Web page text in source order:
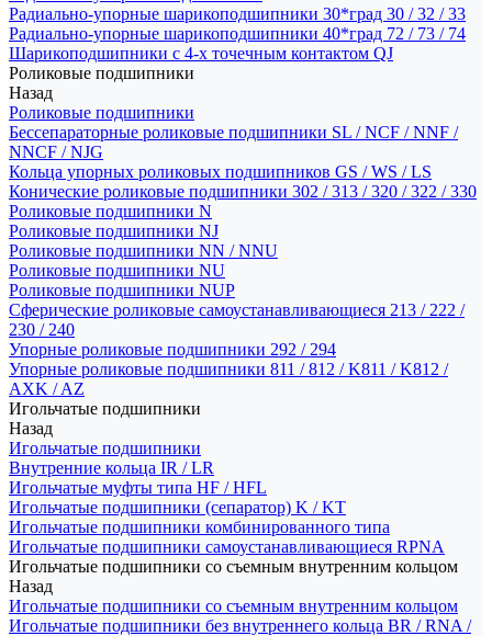
Радиально-упорные шарикоподшипники 30*град 30 / 32 / 33
Радиально-упорные шарикоподшипники 40*град 72 / 73 / 74
Шарикоподшипники с 4-х точечным контактом QJ
Роликовые подшипники
Назад
Роликовые подшипники
Бессепараторные роликовые подшипники SL / NCF / NNF /
NNCF / NJG
Кольца упорных роликовых подшипников GS / WS / LS
Конические роликовые подшипники 302 / 313 / 320 / 322 / 330
Роликовые подшипники N
Роликовые подшипники NJ
Роликовые подшипники NN / NNU
Роликовые подшипники NU
Роликовые подшипники NUP
Сферические роликовые самоустанавливающиеся 213 / 222 /
230 / 240
Упорные роликовые подшипники 292 / 294
Упорные роликовые подшипники 811 / 812 / K811 / K812 /
AXK / AZ
Игольчатые подшипники
Назад
Игольчатые подшипники
Внутренние кольца IR / LR
Игольчатые муфты типа HF / HFL
Игольчатые подшипники (сепаратор) K / KT
Игольчатые подшипники комбинированного типа
Игольчатые подшипники самоустанавливающиеся RPNA
Игольчатые подшипники со съемным внутренним кольцом
Назад
Игольчатые подшипники со съемным внутренним кольцом
Игольчатые подшипники без внутреннего кольца BR / RNA /